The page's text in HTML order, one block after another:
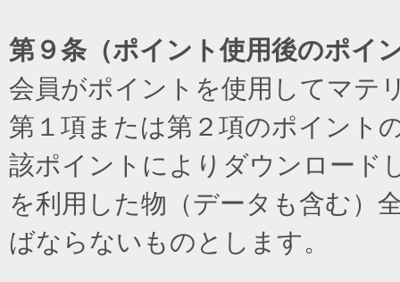
第９条（ポイント使用後のポイ
会員がポイントを使用してマテ
第１項または第２項のポイント
該ポイントによりダウンロード
を利用した物（データも含む）
ばならないものとします。